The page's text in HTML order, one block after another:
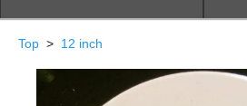
Top > 12 inch